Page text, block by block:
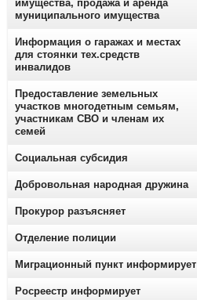
имущества, продажа и аренда
муниципального имущества
Информация о гаражах и местах
для стоянки тех.средств
инвалидов
Предоставление земельных
участков многодетным семьям,
участникам СВО и членам их
семей
Социальная субсидия
Добровольная народная дружина
Прокурор разъясняет
Отделение полиции
Миграционный пункт информирует
Росреестр информирует